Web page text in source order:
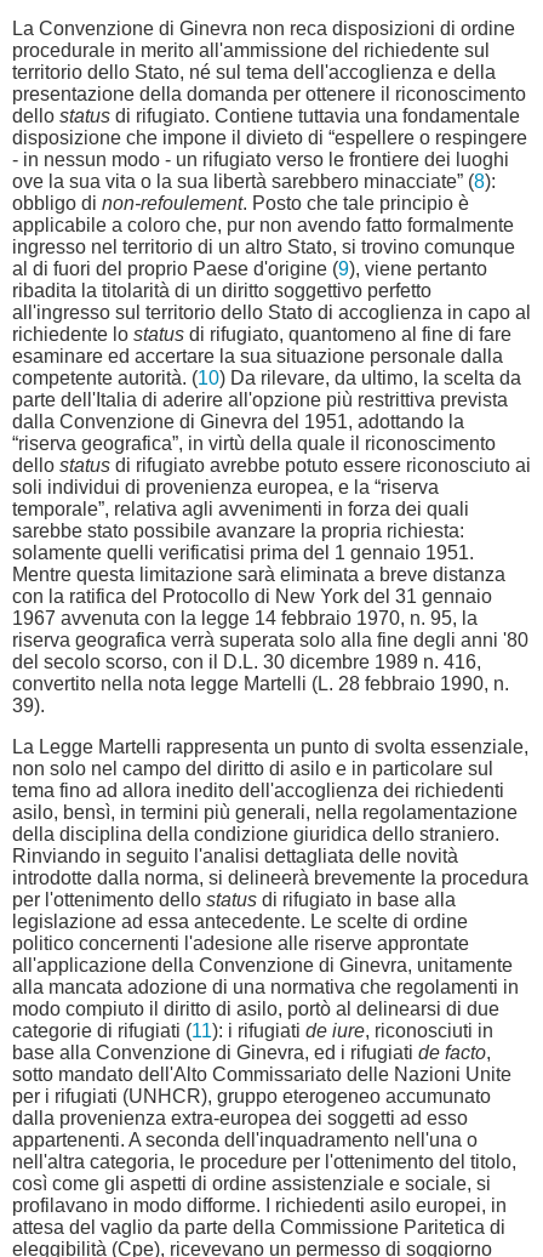
La Convenzione di Ginevra non reca disposizioni di ordine
procedurale in merito all'ammissione del richiedente sul
territorio dello Stato, né sul tema dell'accoglienza e della
presentazione della domanda per ottenere il riconoscimento
dello status di rifugiato. Contiene tuttavia una fondamentale
disposizione che impone il divieto di “espellere o respingere
- in nessun modo - un rifugiato verso le frontiere dei luoghi
ove la sua vita o la sua libertà sarebbero minacciate” (8):
obbligo di non-refoulement. Posto che tale principio è
applicabile a coloro che, pur non avendo fatto formalmente
ingresso nel territorio di un altro Stato, si trovino comunque
al di fuori del proprio Paese d'origine (9), viene pertanto
ribadita la titolarità di un diritto soggettivo perfetto
all'ingresso sul territorio dello Stato di accoglienza in capo al
richiedente lo status di rifugiato, quantomeno al fine di fare
esaminare ed accertare la sua situazione personale dalla
competente autorità. (10) Da rilevare, da ultimo, la scelta da
parte dell'Italia di aderire all'opzione più restrittiva prevista
dalla Convenzione di Ginevra del 1951, adottando la
“riserva geografica”, in virtù della quale il riconoscimento
dello status di rifugiato avrebbe potuto essere riconosciuto ai
soli individui di provenienza europea, e la “riserva
temporale”, relativa agli avvenimenti in forza dei quali
sarebbe stato possibile avanzare la propria richiesta:
solamente quelli verificatisi prima del 1 gennaio 1951.
Mentre questa limitazione sarà eliminata a breve distanza
con la ratifica del Protocollo di New York del 31 gennaio
1967 avvenuta con la legge 14 febbraio 1970, n. 95, la
riserva geografica verrà superata solo alla fine degli anni '80
del secolo scorso, con il D.L. 30 dicembre 1989 n. 416,
convertito nella nota legge Martelli (L. 28 febbraio 1990, n.
39).
La Legge Martelli rappresenta un punto di svolta essenziale,
non solo nel campo del diritto di asilo e in particolare sul
tema fino ad allora inedito dell'accoglienza dei richiedenti
asilo, bensì, in termini più generali, nella regolamentazione
della disciplina della condizione giuridica dello straniero.
Rinviando in seguito l'analisi dettagliata delle novità
introdotte dalla norma, si delineerà brevemente la procedura
per l'ottenimento dello status di rifugiato in base alla
legislazione ad essa antecedente. Le scelte di ordine
politico concernenti l'adesione alle riserve approntate
all'applicazione della Convenzione di Ginevra, unitamente
alla mancata adozione di una normativa che regolamenti in
modo compiuto il diritto di asilo, portò al delinearsi di due
categorie di rifugiati (11): i rifugiati de iure, riconosciuti in
base alla Convenzione di Ginevra, ed i rifugiati de facto,
sotto mandato dell'Alto Commissariato delle Nazioni Unite
per i rifugiati (UNHCR), gruppo eterogeneo accumunato
dalla provenienza extra-europea dei soggetti ad esso
appartenenti. A seconda dell'inquadramento nell'una o
nell'altra categoria, le procedure per l'ottenimento del titolo,
così come gli aspetti di ordine assistenziale e sociale, si
profilavano in modo difforme. I richiedenti asilo europei, in
attesa del vaglio da parte della Commissione Paritetica di
eleggibilità (Cpe), ricevevano un permesso di soggiorno